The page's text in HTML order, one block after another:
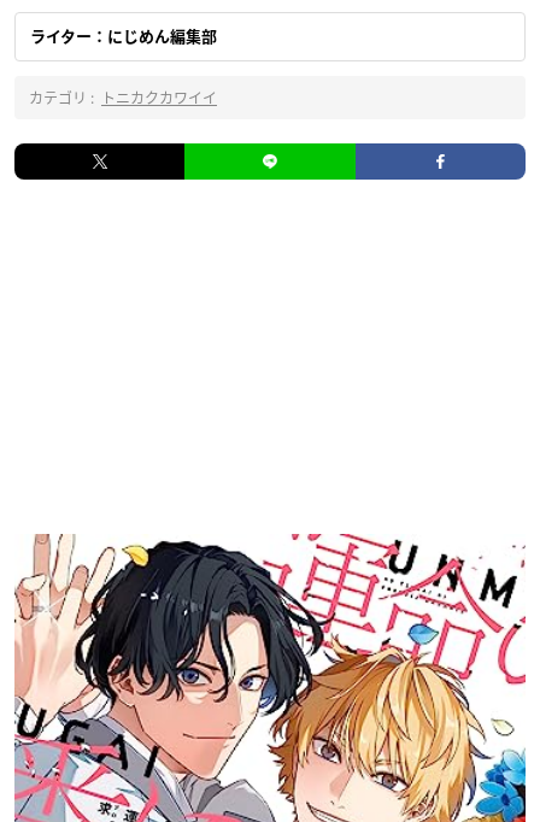
ライター：にじめん編集部
カテゴリ : トニカクカワイイ